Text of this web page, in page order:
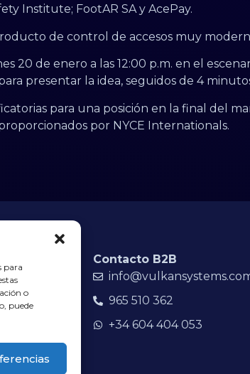
para
o
puede
Institute; FootAR SA y AcePay.
de control de accesos muy
20 de enero a las 12:00 p.m. en el
presentar la idea, seguidos de 4
para una posición en la final del
por NYCE Internationals.
Contacto B2B
965 510 362
+34 604 404 053